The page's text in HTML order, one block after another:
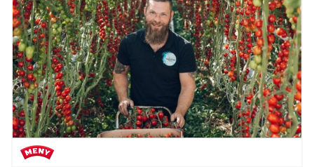
alkoholfrie cocktails.